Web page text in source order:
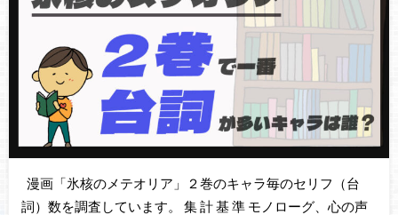
漫画「氷核のメテオリア」２巻のキャラ毎のセリフ（台
詞）数を調査しています。 集 計 基 準 モノローグ、心の声